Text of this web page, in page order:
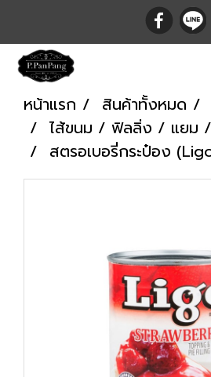
หน้าแรก สินค้าทั้งหมด
ไส้ขนม / ฟิลลิ่ง / แยม
สตรอเบอรี่กระป๋อง